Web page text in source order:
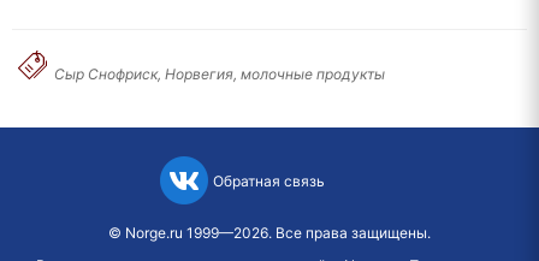
Сыр Снофриск, Норвегия, молочные продукты
Обратная связь
© Norge.ru 1999—2026. Все права защищены.